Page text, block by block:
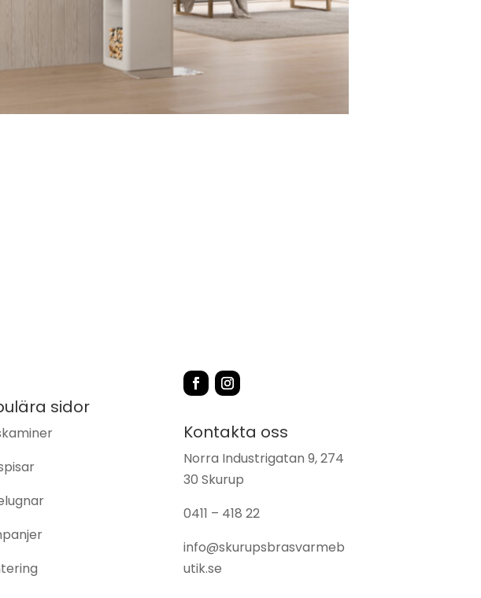
sidor
Kontakta oss
Norra Industrigatan 9, 274
30 Skurup
0411 – 418 22
info@skurupsbrasvarmeb
utik.se